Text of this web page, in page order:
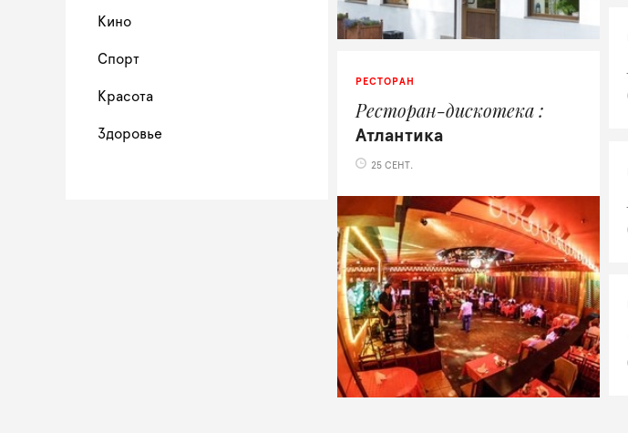
Кино
Спорт
Красота
Здоровье
РЕСТОРАН
Ресторан-дискотека
Атлантика
25 СЕНТ.